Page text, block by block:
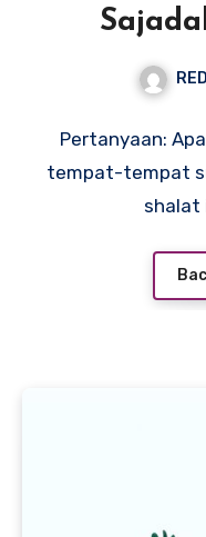
Pertanyaan:
tempat-tempat
shalat